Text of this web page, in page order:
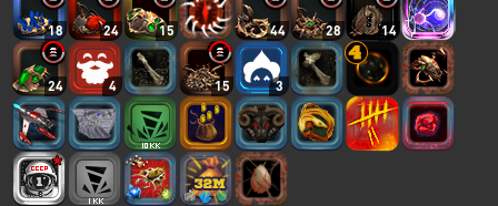
18 24 15 44 28 14
24 4 15 3